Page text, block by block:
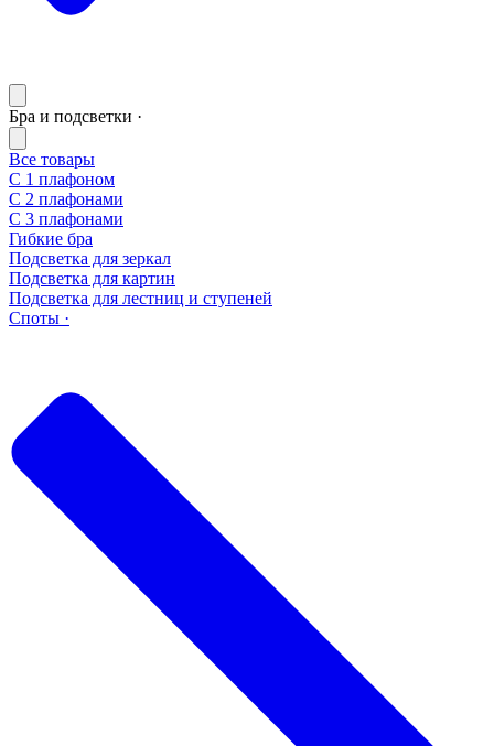
Бра и подсветки ·
Все товары
С 1 плафоном
С 2 плафонами
С 3 плафонами
Гибкие бра
Подсветка для зеркал
Подсветка для картин
Подсветка для лестниц и ступеней
Споты ·